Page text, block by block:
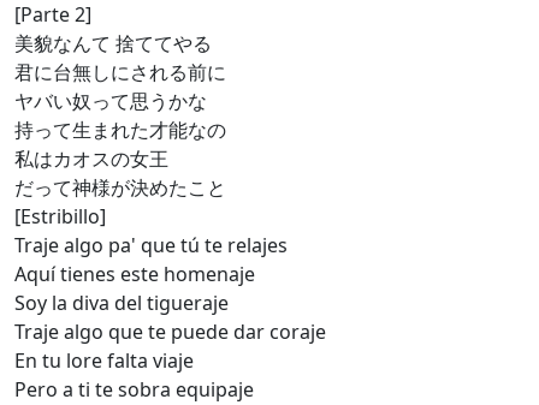
[Parte 2]
美貌なんて 捨ててやる
君に台無しにされる前に
ヤバい奴って思うかな
持って生まれた才能なの
私はカオスの女王
だって神様が決めたこと
[Estribillo]
Traje algo pa' que tú te relajes
Aquí tienes este homenaje
Soy la diva del tigueraje
Traje algo que te puede dar coraje
En tu lore falta viaje
Pero a ti te sobra equipaje